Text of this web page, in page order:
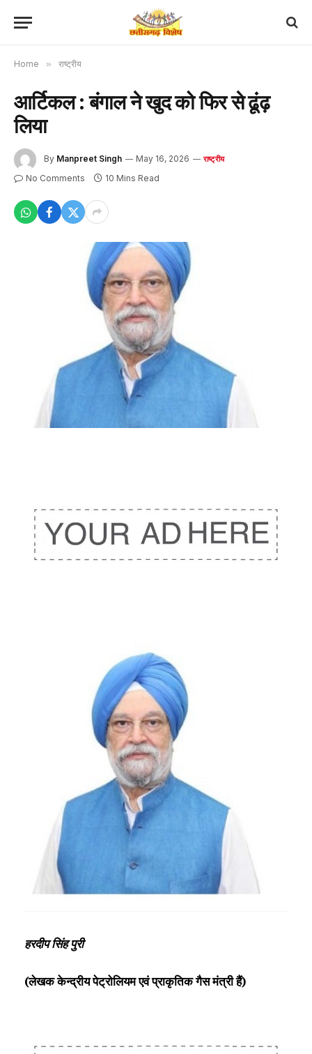
Home » राष्ट्रीय
आर्टिकल : बंगाल ने खुद को फिर से ढूंढ़
लिया
By Manpreet Singh May 16, 2026 राष्ट्रीय
No Comments 10 Mins Read
हरदीप सिंह पुरी
(लेखक केन्द्रीय पेट्रोलियम एवं प्राकृतिक गैस मंत्री हैं)